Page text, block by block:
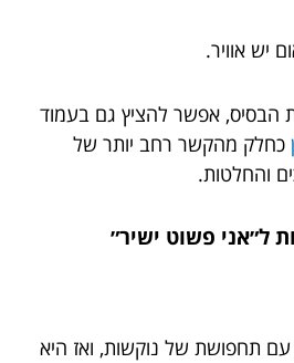
יש אוויר.
הבסיס, אפשר להציץ גם בעמוד
כחלק מהקשר רחב יותר של
והחלטות.
תחפושת של נוקשות, ואז היא